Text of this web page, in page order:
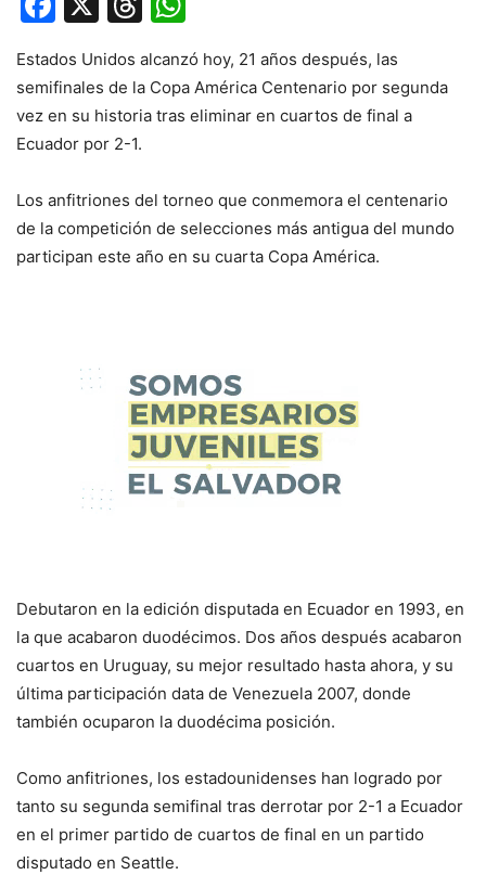
Estados Unidos alcanzó hoy, 21 años después, las
semifinales de la Copa América Centenario por segunda
vez en su historia tras eliminar en cuartos de final a
Ecuador por 2-1.
Los anfitriones del torneo que conmemora el centenario
de la competición de selecciones más antigua del mundo
participan este año en su cuarta Copa América.
Debutaron en la edición disputada en Ecuador en 1993, en
la que acabaron duodécimos. Dos años después acabaron
cuartos en Uruguay, su mejor resultado hasta ahora, y su
última participación data de Venezuela 2007, donde
también ocuparon la duodécima posición.
Como anfitriones, los estadounidenses han logrado por
tanto su segunda semifinal tras derrotar por 2-1 a Ecuador
en el primer partido de cuartos de final en un partido
disputado en Seattle.